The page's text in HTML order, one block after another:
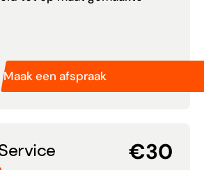
Maak een afspraak
€30